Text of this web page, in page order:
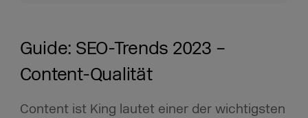
Guide: SEO-Trends 2023 –
Content-Qualität
Content ist King lautet einer der wichtigsten